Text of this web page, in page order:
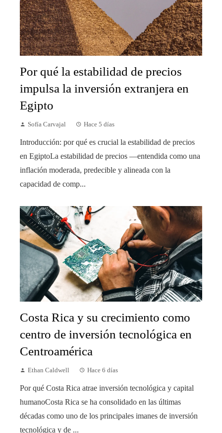
Por qué la estabilidad de precios
impulsa la inversión extranjera en
Egipto
Sofía Carvajal Hace 5 días
Introducción: por qué es crucial la estabilidad de precios
en EgiptoLa estabilidad de precios —entendida como una
inflación moderada, predecible y alineada con la
capacidad de comp...
Costa Rica y su crecimiento como
centro de inversión tecnológica en
Centroamérica
Ethan Caldwell Hace 6 días
Por qué Costa Rica atrae inversión tecnológica y capital
humanoCosta Rica se ha consolidado en las últimas
décadas como uno de los principales imanes de inversión
tecnológica y de ...